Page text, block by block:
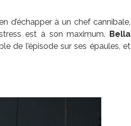
d’échapper à un chef cannibale,
est à son maximum.
Bella
de l’épisode sur ses épaules, et